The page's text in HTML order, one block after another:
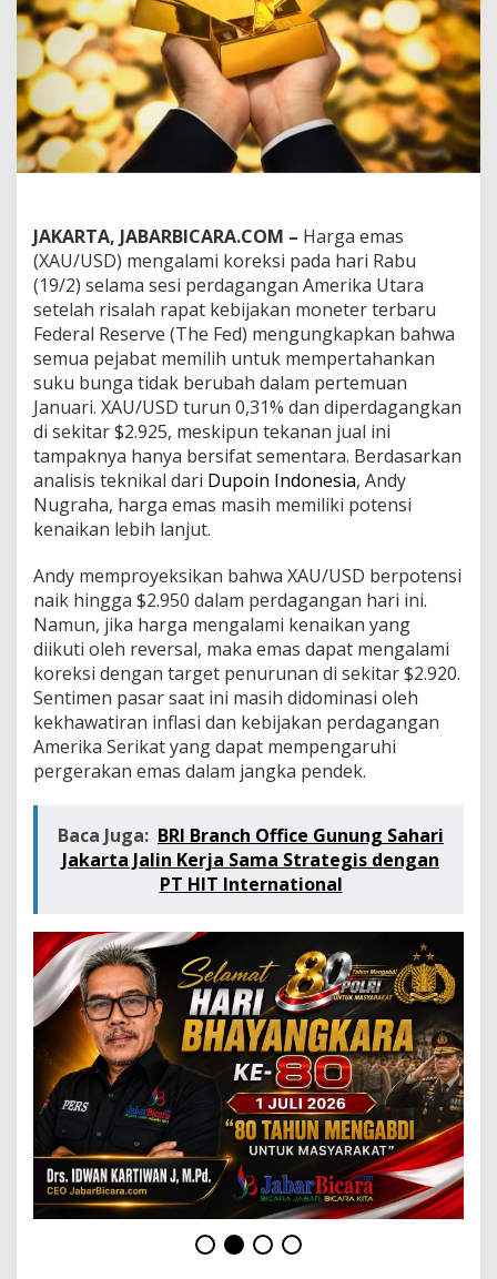
a
i
R
a
e
F
e
d
,
T
r
e
n
u
l
l
i
s
h
m
a
s
M
a
s
i
h
B
e
r
h
a
n
JAKARTA, JABARBICARA.COM – Harga emas
(XAU/USD) mengalami koreksi pada hari Rabu
(19/2) selama sesi perdagangan Amerika Utara
setelah risalah rapat kebijakan moneter terbaru
Federal Reserve (The Fed) mengungkapkan bahwa
semua pejabat memilih untuk mempertahankan
suku bunga tidak berubah dalam pertemuan
Januari. XAU/USD turun 0,31% dan diperdagangkan
di sekitar $2.925, meskipun tekanan jual ini
tampaknya hanya bersifat sementara. Berdasarkan
analisis teknikal dari Dupoin Indonesia, Andy
Nugraha, harga emas masih memiliki potensi
kenaikan lebih lanjut.
Andy memproyeksikan bahwa XAU/USD berpotensi
naik hingga $2.950 dalam perdagangan hari ini.
Namun, jika harga mengalami kenaikan yang
diikuti oleh reversal, maka emas dapat mengalami
koreksi dengan target penurunan di sekitar $2.920.
Sentimen pasar saat ini masih didominasi oleh
kekhawatiran inflasi dan kebijakan perdagangan
Amerika Serikat yang dapat mempengaruhi
pergerakan emas dalam jangka pendek.
Baca Juga: BRI Branch Office Gunung Sahari
Jakarta Jalin Kerja Sama Strategis dengan
PT HIT International